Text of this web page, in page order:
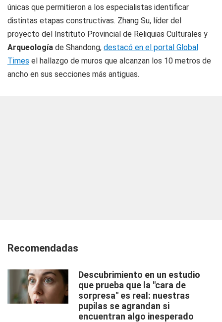
únicas que permitieron a los especialistas identificar
distintas etapas constructivas. Zhang Su, líder del
proyecto del Instituto Provincial de Reliquias Culturales y
Arqueología de Shandong, destacó en el portal Global
Times el hallazgo de muros que alcanzan los 10 metros de
ancho en sus secciones más antiguas.
Recomendadas
Descubrimiento en un estudio
que prueba que la "cara de
sorpresa" es real: nuestras
pupilas se agrandan si
encuentran algo inesperado